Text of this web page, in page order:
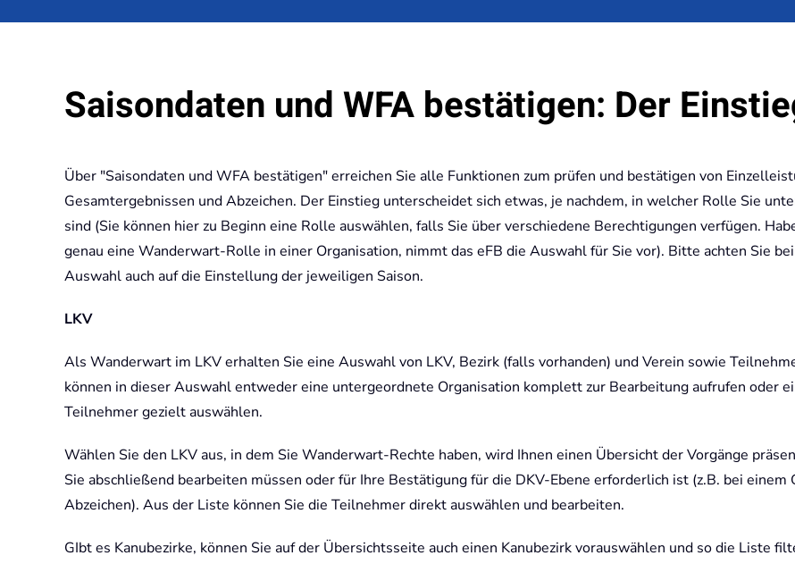
Saisondaten und WFA bestätigen: Der
Über "Saisondaten und WFA bestätigen" erreichen Sie alle Funktionen zum prüfen und bestätigen von
Gesamtergebnissen und Abzeichen. Der Einstieg unterscheidet sich etwas, je nachdem, in welcher Rolle Sie
sind (Sie können hier zu Beginn eine Rolle auswählen, falls Sie über verschiedene Berechtigungen verfügen.
genau eine Wanderwart-Rolle in einer Organisation, nimmt das eFB die Auswahl für Sie vor). Bitte achten Sie
Auswahl auch auf die Einstellung der jeweiligen Saison.
LKV
Als Wanderwart im LKV erhalten Sie eine Auswahl von LKV, Bezirk (falls vorhanden) und Verein sowie
können in dieser Auswahl entweder eine untergeordnete Organisation komplett zur Bearbeitung aufrufen oder
Teilnehmer gezielt auswählen.
Wählen Sie den LKV aus, in dem Sie Wanderwart-Rechte haben, wird Ihnen einen Übersicht der Vorgänge
Sie abschließend bearbeiten müssen oder für Ihre Bestätigung für die DKV-Ebene erforderlich ist (z.B. bei einem
Abzeichen). Aus der Liste können Sie die Teilnehmer direkt auswählen und bearbeiten.
GIbt es Kanubezirke, können Sie auf der Übersichtsseite auch einen Kanubezirk vorauswählen und so die Liste